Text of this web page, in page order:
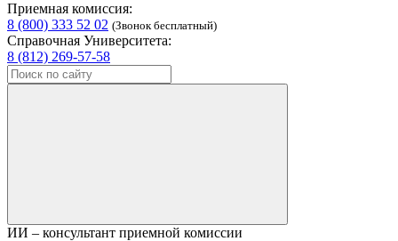
Приемная комиссия:
8 (800) 333 52 02 (Звонок бесплатный)
Справочная Университета:
8 (812) 269-57-58
ИИ – консультант приемной комиссии